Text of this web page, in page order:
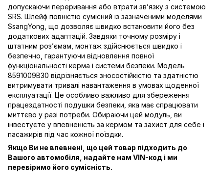
допускаючи переривання або втрати зв’язку з системою
SRS. Шлейф повністю сумісний із зазначеними моделями
SsangYong, що дозволяє швидко встановити його без
додаткових адаптацій. Завдяки точному розміру і
штатним роз’ємам, монтаж здійснюється швидко і
безпечно, гарантуючи відновлення повної
функціональності керма і системи безпеки. Модель
8591009B30 відрізняється зносостійкістю та здатністю
витримувати тривалі навантаження в умовах щоденної
експлуатації. Це особливо важливо для збереження
працездатності подушки безпеки, яка має спрацювати
миттєво у разі потреби. Обираючи цей модуль, ви
інвестуєте у впевненість за кермом та захист для себе і
пасажирів під час кожної поїздки.
Якщо Ви не впевнені, що цей товар підходить до
Вашого автомобіля, надайте нам VIN-код і ми
перевіримо його сумісність.